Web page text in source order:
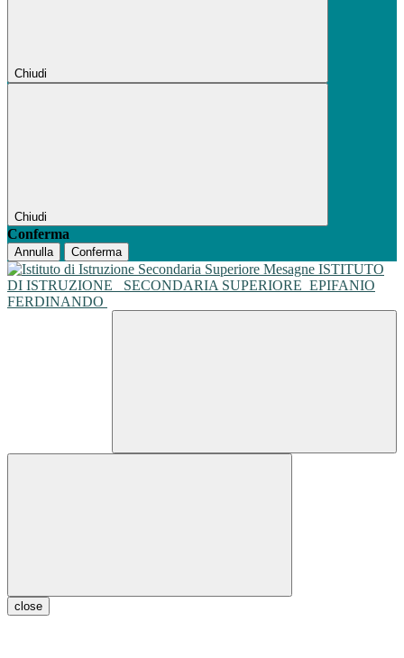
Chiudi
Chiudi
Conferma
Annulla Conferma
ISTITUTO
DI ISTRUZIONE
SECONDARIA SUPERIORE EPIFANIO
FERDINANDO
close